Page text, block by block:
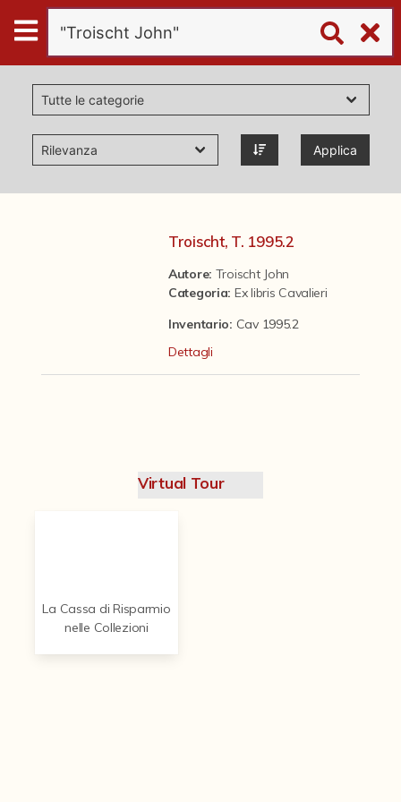
Digital
Humanities
Donazioni
Pubblicazioni
Il progetto Digital Humanities
Applica
Troischt, T. 1995.2
Autore: Troischt John
Categoria: Ex libris Cavalieri
Inventario: Cav 1995.2
Dettagli
Virtual Tour
La Cassa di Risparmio
nelle Collezioni